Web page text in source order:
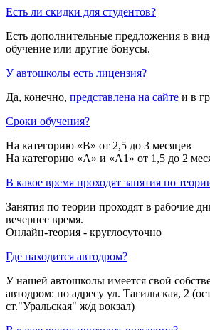
Есть ли скидки для студентов?
Есть дополнительные предложения в
обучение или другие бонусы.
У автошколы есть лицензия?
Да, конечно, представлена на сайте и в
Сроки обучения?
На категорию «B» от 2,5 до 3 месяцев
На категорию «A» и «A1» от 1,5 до 2
В какое время проходят занятия по
Занятия по теории проходят в рабочие
вечернее время.
Онлайн-теория - круглосуточно
Где находится автодром?
У нашей автошколы имеется свой
автодром: по адресу ул. Тагильская, 2
ст."Уральская" ж/д вокзал)